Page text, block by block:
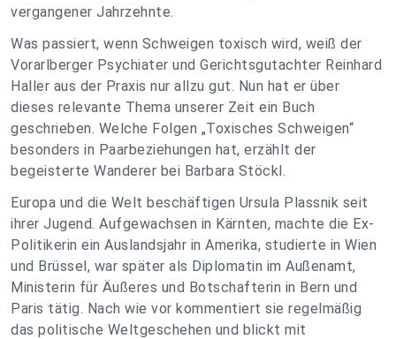
vergangener Jahrzehnte.
Was passiert, wenn Schweigen toxisch wird, weiß der
Vorarlberger Psychiater und Gerichtsgutachter Reinhard
Haller aus der Praxis nur allzu gut. Nun hat er über
dieses relevante Thema unserer Zeit ein Buch
geschrieben. Welche Folgen „Toxisches Schweigen“
besonders in Paarbeziehungen hat, erzählt der
begeisterte Wanderer bei Barbara Stöckl.
Europa und die Welt beschäftigen Ursula Plassnik seit
ihrer Jugend. Aufgewachsen in Kärnten, machte die Ex-
Politikerin ein Auslandsjahr in Amerika, studierte in Wien
und Brüssel, war später als Diplomatin im Außenamt,
Ministerin für Äußeres und Botschafterin in Bern und
Paris tätig. Nach wie vor kommentiert sie regelmäßig
das politische Weltgeschehen und blickt mit